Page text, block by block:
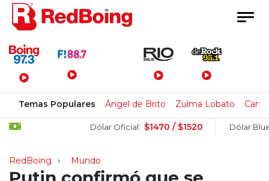
Menú Principal
Temas Populares Ángel de Brito Zulma Lobato
Dólar Oficial: $1470 / $1520 Dólar Blue:
RedBoing Mundo